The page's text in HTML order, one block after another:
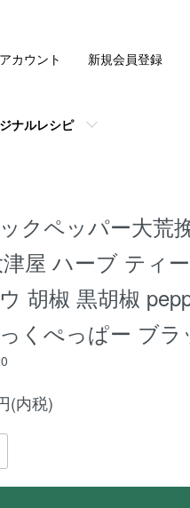
ナルレシピ
カウント 新規会員登録
クペッパー大荒
屋 ハーブ ティ
胡椒 黒胡椒
くぺっぱー ブラ
(内税)